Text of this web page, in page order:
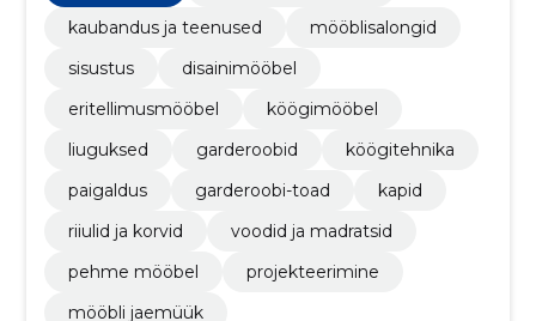
kaubandus ja teenused
mööblisalongid
sisustus
disainimööbel
eritellimusmööbel
köögimööbel
liuguksed
garderoobid
köögitehnika
paigaldus
garderoobi-toad
kapid
riiulid ja korvid
voodid ja madratsid
pehme mööbel
projekteerimine
mööbli jaemüük